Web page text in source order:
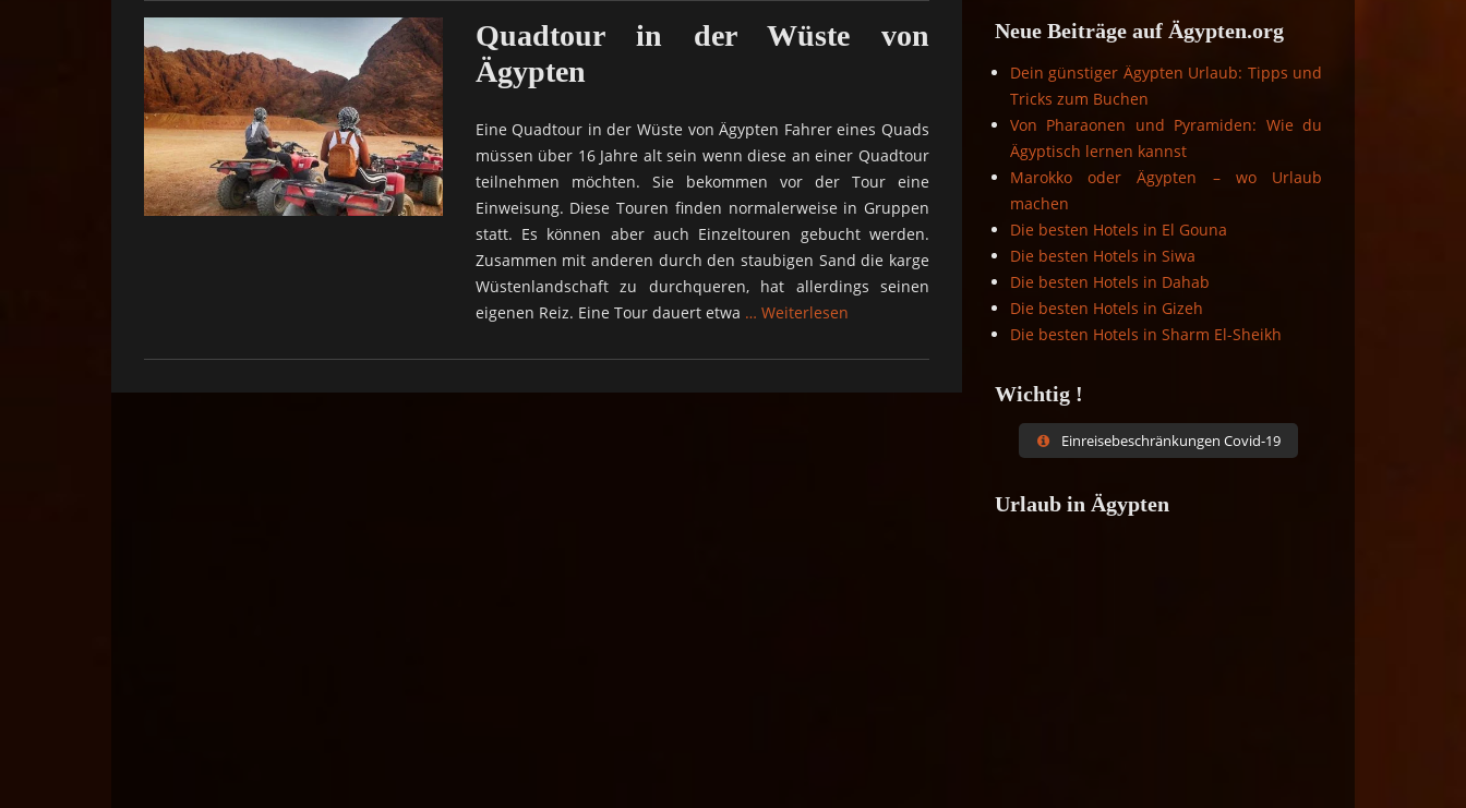
Quadtour in der Wüste von
Ägypten
Eine Quadtour in der Wüste von Ägypten Fahrer eines Quads
müssen über 16 Jahre alt sein wenn diese an einer Quadtour
teilnehmen möchten. Sie bekommen vor der Tour eine
Einweisung. Diese Touren finden normalerweise in Gruppen
statt. Es können aber auch Einzeltouren gebucht werden.
Zusammen mit anderen durch den staubigen Sand die karge
Wüstenlandschaft zu durchqueren, hat allerdings seinen
eigenen Reiz. Eine Tour dauert etwa … Weiterlesen
Neue Beiträge auf Ägypten.org
Dein günstiger Ägypten Urlaub: Tipps und
Tricks zum Buchen
Von Pharaonen und Pyramiden: Wie du
Ägyptisch lernen kannst
Marokko oder Ägypten – wo Urlaub
machen
Die besten Hotels in El Gouna
Die besten Hotels in Siwa
Die besten Hotels in Dahab
Die besten Hotels in Gizeh
Die besten Hotels in Sharm El-Sheikh
Wichtig !
Einreisebeschränkungen Covid-19
Urlaub in Ägypten